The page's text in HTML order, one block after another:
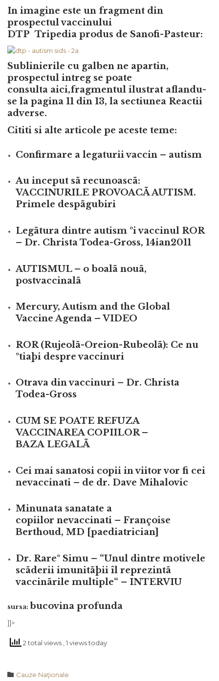
In imagine este un fragment din
prospectul vaccinului
DTP Tripedia produs de Sanofi-Pasteur:
Sublinierile cu galben ne apartin,
prospectul intreg se poate
consulta aici,fragmentul ilustrat aflandu-
se la pagina 11 din 13, la sectiunea Reactii
adverse.
Cititi si alte articole pe aceste teme:
Confirmare a legaturii vaccin – autism
Au inceput sã recunoascã:
VACCINURILE PROVOACÃ AUTISM.
Primele despãgubiri
Legãtura dintre autism ºi vaccinul ROR
– Dr. Christa Todea-Gross, 14ian2011
AUTISMUL – o boalã nouã,
postvaccinalã
Mercury, Autism and the Global
Vaccine Agenda – VIDEO
ROR (Rujeolã-Oreion-Rubeolã): Ce nu
ºtiaþi despre vaccinuri
Otrava din vaccinuri – Dr. Christa
Todea-Gross
CUM SE POATE REFUZA
VACCINAREA COPIILOR –
BAZA LEGALÃ
Cei mai sanatosi copii in viitor vor fi cei
nevaccinati – de dr. Dave Mihalovic
Minunata sanatate a
copiilor nevaccinati – Françoise
Berthoud, MD [paediatrician]
Dr. Rareº Simu – “Unul dintre motivele
scãderii imunitãþii îl reprezintã
vaccinãrile multiple“ – INTERVIU
sursa: bucovina profunda
]]>
2 total views , 1 views today
 Category
Cauze Naţionale